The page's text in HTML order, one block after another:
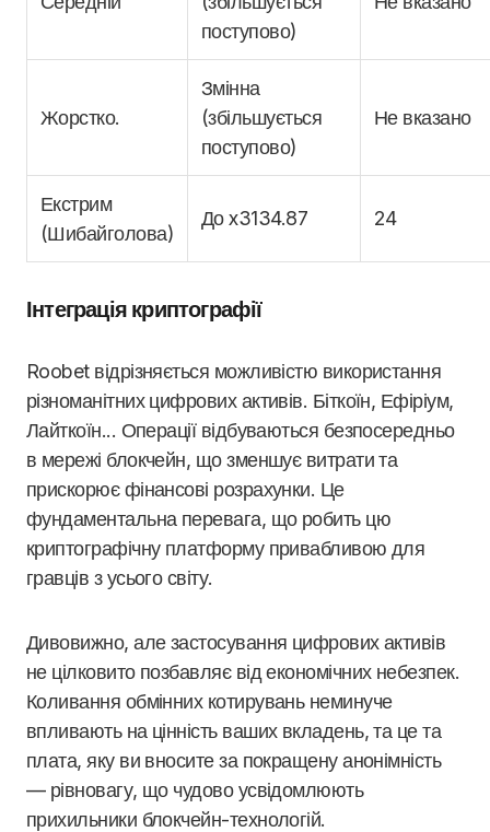
поступово)
Жорстко.
Змінна
(збільшується
поступово)
Не вказано
Екстрим
(Шибайголова)
До x3134.87 24
Інтеграція криптографії
Roobet відрізняється можливістю використання
різноманітних цифрових активів. Біткоїн, Ефіріум,
Лайткоїн... Операції відбуваються безпосередньо
в мережі блокчейн, що зменшує витрати та
прискорює фінансові розрахунки. Це
фундаментальна перевага, що робить цю
криптографічну платформу привабливою для
гравців з усього світу.
Дивовижно, але застосування цифрових активів
не цілковито позбавляє від економічних небезпек.
Коливання обмінних котирувань неминуче
впливають на цінність ваших вкладень, та це та
плата, яку ви вносите за покращену анонімність
— рівновагу, що чудово усвідомлюють
прихильники блокчейн-технологій.